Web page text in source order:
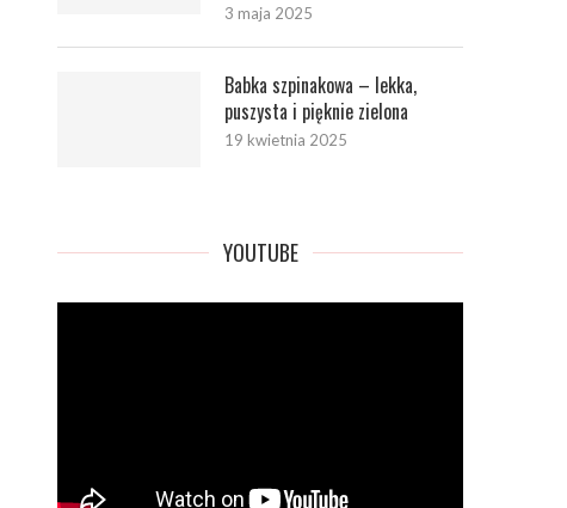
3 maja 2025
Babka szpinakowa – lekka,
puszysta i pięknie zielona
19 kwietnia 2025
YOUTUBE